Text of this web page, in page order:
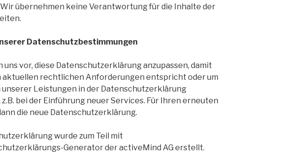
übernehmen keine Verantwortung für die Inhalte der
Datenschutzbestimmungen
uns vor, diese Datenschutzerklärung anzupassen, damit
aktuellen rechtlichen Anforderungen entspricht oder um
unserer Leistungen in der Datenschutzerklärung
bei der Einführung neuer Services. Für Ihren erneuten
die neue Datenschutzerklärung.
wurde zum Teil mit
Generator der activeMind AG erstellt.